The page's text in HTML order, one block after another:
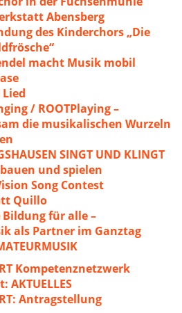
Abensberg
des Kinderchors „Die
macht Musik mobil
/ ROOTPlaying –
die musikalischen Wurzeln
SINGT UND KLINGT
und spielen
Song Contest
Quillo
für alle –
als Partner im Ganztag
Kompetenznetzwerk
AKTUELLES
Antragstellung